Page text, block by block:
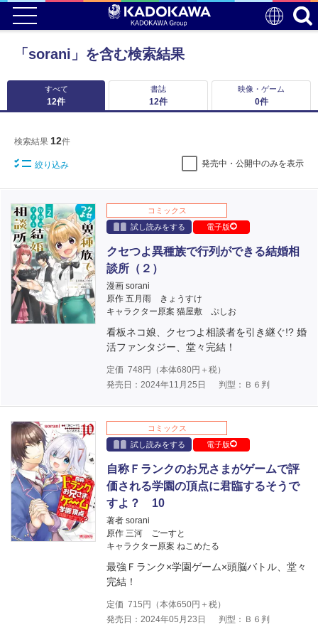
「sorani」を含む検索結果
すべて
12件
書誌
12件
映像・ゲーム
0件
検索結果 12件
絞り込み 発売中・公開中のみを表示
コミックス
試し読みをする
電子版
クセつよ異種族で行列ができる結婚相
談所（２）
漫画 sorani
原作 五月雨 きょうすけ
キャラクター原案 猫屋敷 ぷしお
看板ネコ娘、クセつよ相談者を引き継ぐ!? 婚
活ファンタジー、堂々完結！
定価 748 円（本体680円＋税）
発売日：2024年11月25日
判型：Ｂ６判
コミックス
試し読みをする
電子版
自称Ｆランクのお兄さまがゲームで評
価される学園の頂点に君臨するそうで
すよ？ 10
著者 sorani
原作 三河 ごーすと
キャラクター原案 ねこめたる
最強Ｆランク×学園ゲーム×頭脳バトル、堂々
完結！
定価 715 円（本体650円＋税）
発売日：2024年05月23日
判型：Ｂ６判